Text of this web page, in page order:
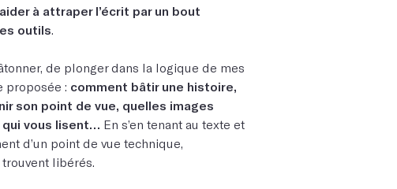
à attraper l’écrit par un bout
outils.
de plonger dans la logique de mes
proposée : comment bâtir une histoire,
son point de vue, quelles images
qui vous lisent… En s’en tenant au texte et
d’un point de vue technique,
trouvent libérés.